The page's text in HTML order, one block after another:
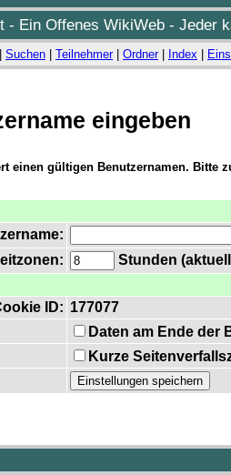
- Ein Offenes WikiWeb - Jeder
Suchen Teilnehmer| Ordner| Index
eingeben
einen gültigen Benutzernamen. Bitte
Stunden
ID: 177077
Daten am Ende der
Kurze